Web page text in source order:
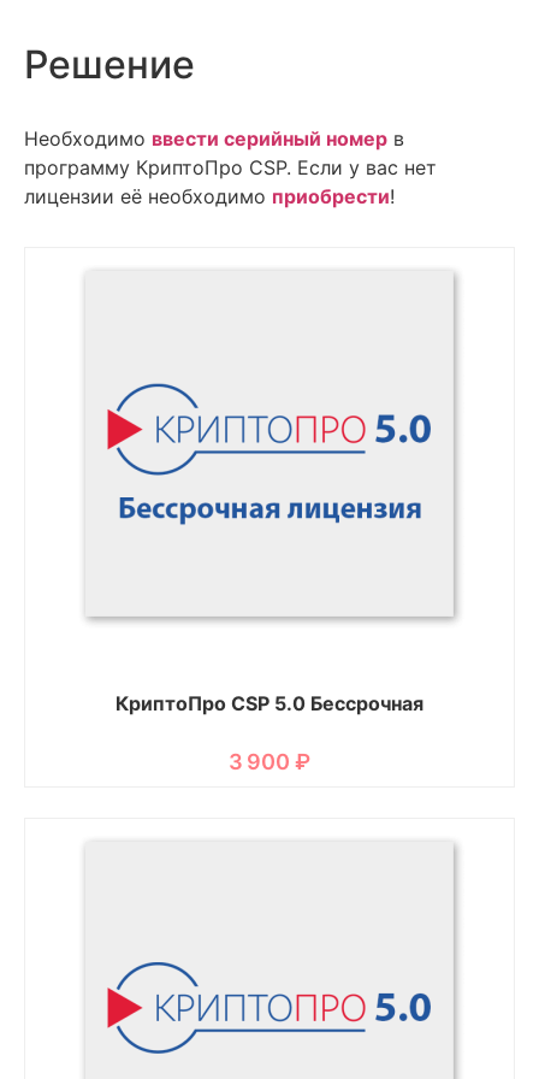
Решение
Необходимо ввести серийный номер в
программу КриптоПро CSP. Если у вас нет
лицензии её необходимо приобрести!
КриптоПро CSP 5.0 Бессрочная
3 900 ₽